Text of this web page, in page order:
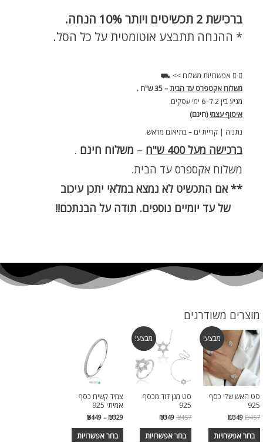
ברכישת
* ההנחה תתבצע אוטומטית על כל הסל.
אפשרויות משלוח >> ⛟
משלוח אקספרס עד הבית– 35 ש"ח .
מגיע בין 2 ל- 6 ימי עסקים.
איסוף עצמי(חינם)
נתניה | קריית ים – בתיאום מראש.
ברכישה מעל 400 ש"ח – משלוח חינם .
משלוח אקספרס עד הבית.
** אם התכשיט לא נמצא במלאי יתכן עיכוב
של עד יומיים נוספים. תודה על הבנתכם!!
מוצרים משודרגים
מבצע!
סט האש שלי כסף
925
₪457
₪349
בחר אפשרויות
מבצע!
סט מגן דוד מכסף
925
₪457
₪349
בחר אפשרויות
צמיד קשיח כסף
אמיתי 925
₪329
–
₪449
בחר אפשרויות